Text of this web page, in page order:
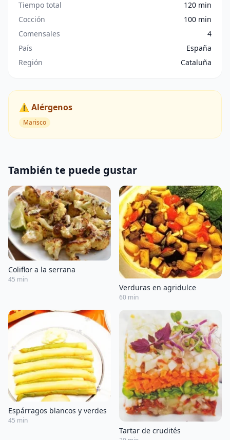
Tiempo total
120 min
Cocción
100 min
Comensales
4
País
España
Región
Cataluña
⚠️ Alérgenos
Marisco
También te puede gustar
Coliflor a la serrana
45 min
Verduras en agridulce
60 min
Espárragos blancos y verdes
45 min
Tartar de crudités